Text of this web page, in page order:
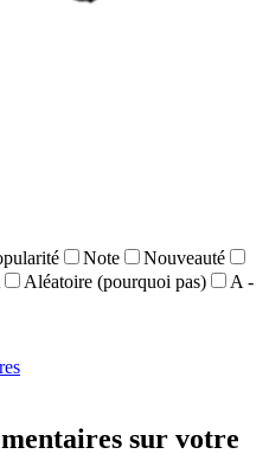
Note
Nouveauté
Aléatoire (pourquoi pas)
A -
sur votre